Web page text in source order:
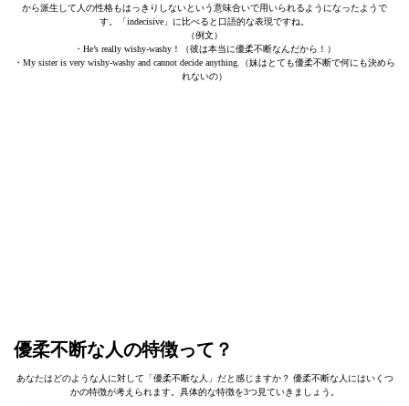
から派生して人の性格もはっきりしないという意味合いで用いられるようになったようで
す。「indecisive」に比べると口語的な表現ですね。
（例文）
・He’s really wishy-washy！（彼は本当に優柔不断なんだから！）
・My sister is very wishy-washy and cannot decide anything.（妹はとても優柔不断で何にも決めら
れないの）
優柔不断な人の特徴って？
あなたはどのような人に対して「優柔不断な人」だと感じますか？ 優柔不断な人にはいくつ
かの特徴が考えられます。具体的な特徴を3つ見ていきましょう。